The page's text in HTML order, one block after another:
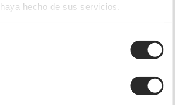
hecho de sus servicios.